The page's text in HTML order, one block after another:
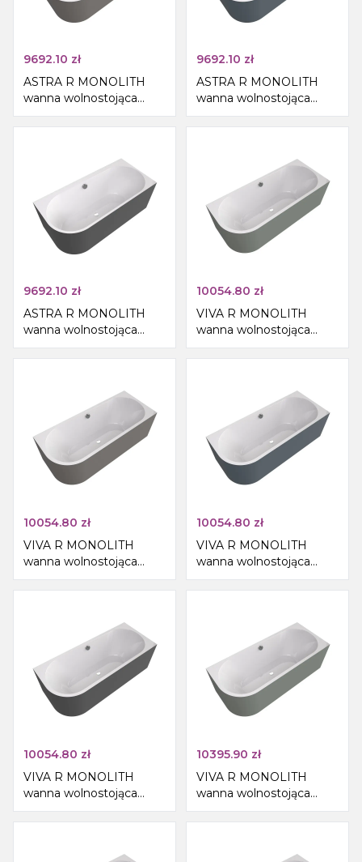
9692.10 zł
ASTRA R MONOLITH
wanna wolnostojąca
przyścienna
160x75x60cm, biały/agila
9692.10 zł
ASTRA R MONOLITH
wanna wolnostojąca
przyścienna
160x75x60cm, biały/siena
9692.10 zł
ASTRA R MONOLITH
wanna wolnostojąca
przyścienna
160x75x60cm,
10054.80 zł
VIVA R MONOLITH
wanna wolnostojąca
przyścienna
170x75x60cm,
10054.80 zł
VIVA R MONOLITH
wanna wolnostojąca
przyścienna
170x75x60cm, biały/agila
10054.80 zł
VIVA R MONOLITH
wanna wolnostojąca
przyścienna
170x75x60cm, biały/siena
10054.80 zł
VIVA R MONOLITH
wanna wolnostojąca
przyścienna
170x75x60cm,
10395.90 zł
VIVA R MONOLITH
wanna wolnostojąca
przyścienna
180x75x60cm,